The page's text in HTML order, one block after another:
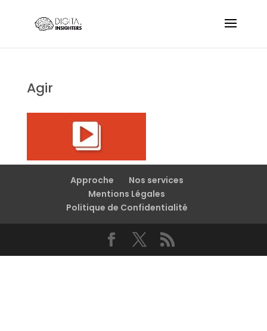
Agir
Approche
Nos services
Mentions Légales
Politique de Confidentialité